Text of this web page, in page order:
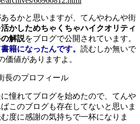
るかと思いますが、てんやわんや街
かしためちゃくちゃハイクオリティ
解説をブログで公開されています。
籍になったんです。 読むしか無いで
価値がありますよ。
憧れてブログを始めたので、てんや
このブログも存在してないと思いま
度に感謝の気持ちで一杯になりま